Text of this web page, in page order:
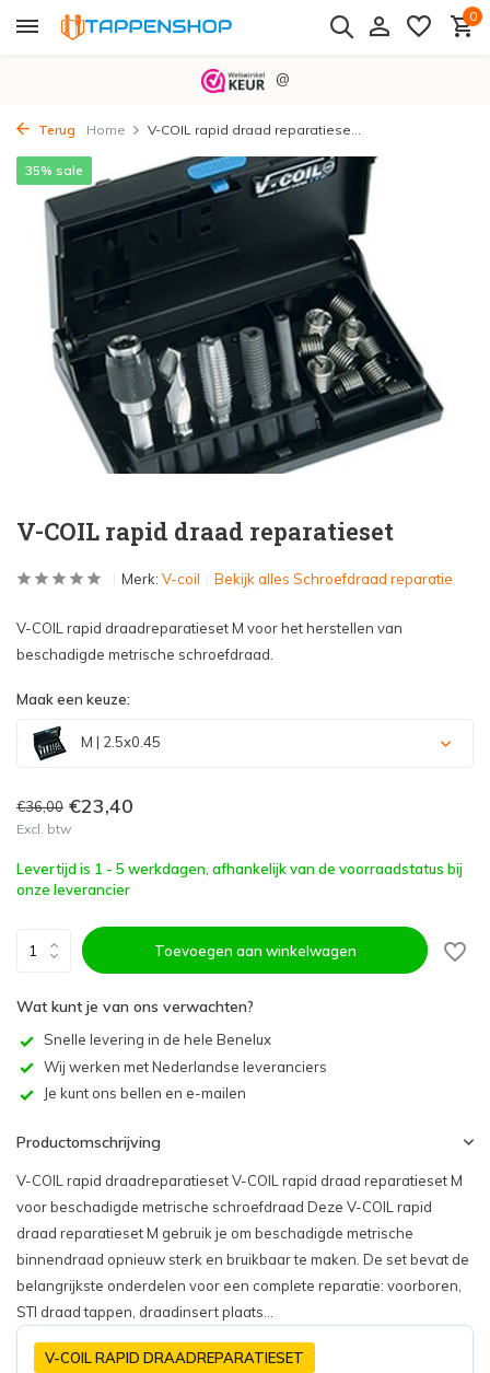
0
@
Terug Home V-COIL rapid draad reparatiese...
V-COIL rapid draad reparatieset
35% sale
Merk: V-coil Bekijk alles Schroefdraad reparatie
V-COIL rapid draadreparatieset M voor het herstellen van
beschadigde metrische schroefdraad.
Maak een keuze:
M | 2.5x0.45
€36,00 €23,40
Excl. btw
Levertijd is 1 - 5 werkdagen, afhankelijk van de voorraadstatus bij
onze leverancier
Toevoegen aan winkelwagen
Wat kunt je van ons verwachten?
Snelle levering in de hele Benelux
Wij werken met Nederlandse leveranciers
Je kunt ons bellen en e-mailen
Productomschrijving
V-COIL rapid draadreparatieset V-COIL rapid draad reparatieset M
voor beschadigde metrische schroefdraad Deze V-COIL rapid
draad reparatieset M gebruik je om beschadigde metrische
binnendraad opnieuw sterk en bruikbaar te maken. De set bevat de
belangrijkste onderdelen voor een complete reparatie: voorboren,
STI draad tappen, draadinsert plaats...
V-COIL RAPID DRAADREPARATIESET